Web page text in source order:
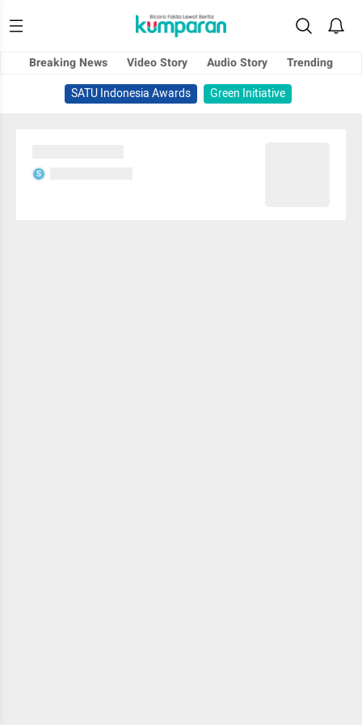
Breaking News Video Story Audio Story
Trending
SATU Indonesia Awards
Green Initiative
S